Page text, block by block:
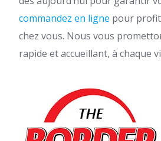
commandez en ligne pour
chez vous. Nous vous
rapide et accueillant, à chaque